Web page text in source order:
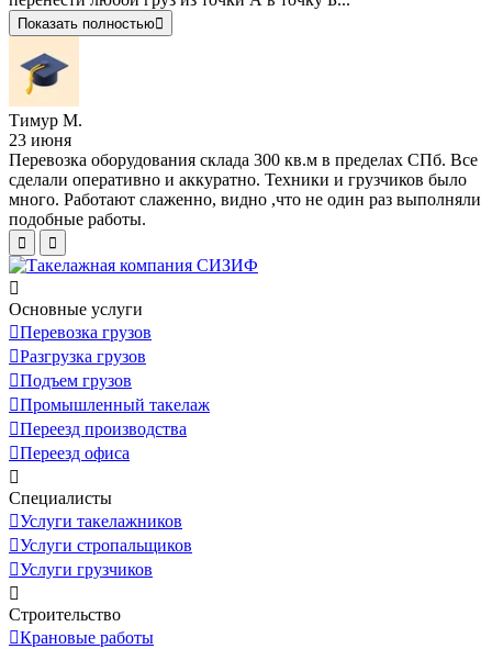
Показать полностью
Тимур М.
23 июня
Перевозка оборудования склада 300 кв.м в пределах СПб. Все
сделали оперативно и аккуратно. Техники и грузчиков было
много. Работают слаженно, видно ,что не один раз выполняли
подобные работы.
Основные услуги
Перевозка грузов
Разгрузка грузов
Подъем грузов
Промышленный такелаж
Переезд производства
Переезд офиса
Специалисты
Услуги такелажников
Услуги стропальщиков
Услуги грузчиков
Строительство
Крановые работы